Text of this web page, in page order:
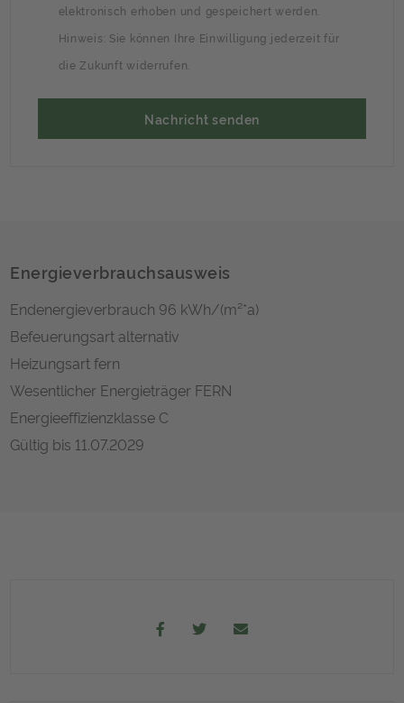
elektronisch erhoben und gespeichert werden.
Hinweis: Sie können Ihre Einwilligung jederzeit für
die Zukunft widerrufen.
Energieverbrauchsausweis
Endenergieverbrauch 96 kWh/(m²*a)
Befeuerungsart alternativ
Heizungsartfern
Wesentlicher Energieträger FERN
Energieeffizienzklasse C
Gültig bis 11.07.2029